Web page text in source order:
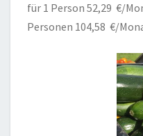
für 1 Person 52,29 €/
Personen 104,58 €/